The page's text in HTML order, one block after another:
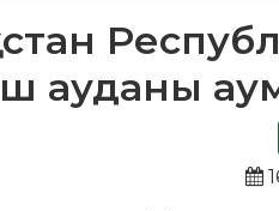
ауданы